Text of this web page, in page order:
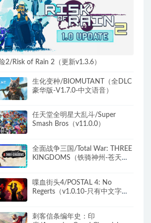
2/Risk of Rain 2（更新v1.3.6）
生化变种/BIOMUTANT（全DLC
豪华版-V1.7.0-中文语音）
任天堂全明星大乱斗/Super
Smash Bros（v11.0.0）
全面战争三国/Total War: THREE
KINGDOMS（铁骑神州-苍天战
喋血街头4/POSTAL 4: No
Regerts（v1.0.10-只有中文字
刺客信条编年史：印